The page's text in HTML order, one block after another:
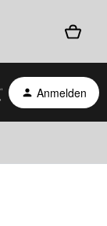
Anmelden